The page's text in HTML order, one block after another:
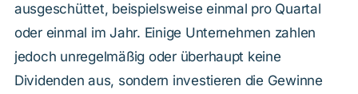
ausgeschüttet, beispielsweise einmal pro Quartal
oder einmal im Jahr. Einige Unternehmen zahlen
jedoch unregelmäßig oder überhaupt keine
Dividenden aus, sondern investieren die Gewinne